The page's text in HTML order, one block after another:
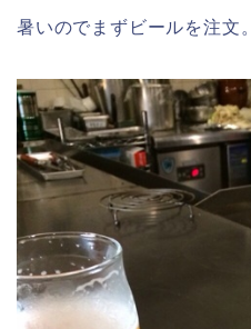
暑いのでまずビールを注文。